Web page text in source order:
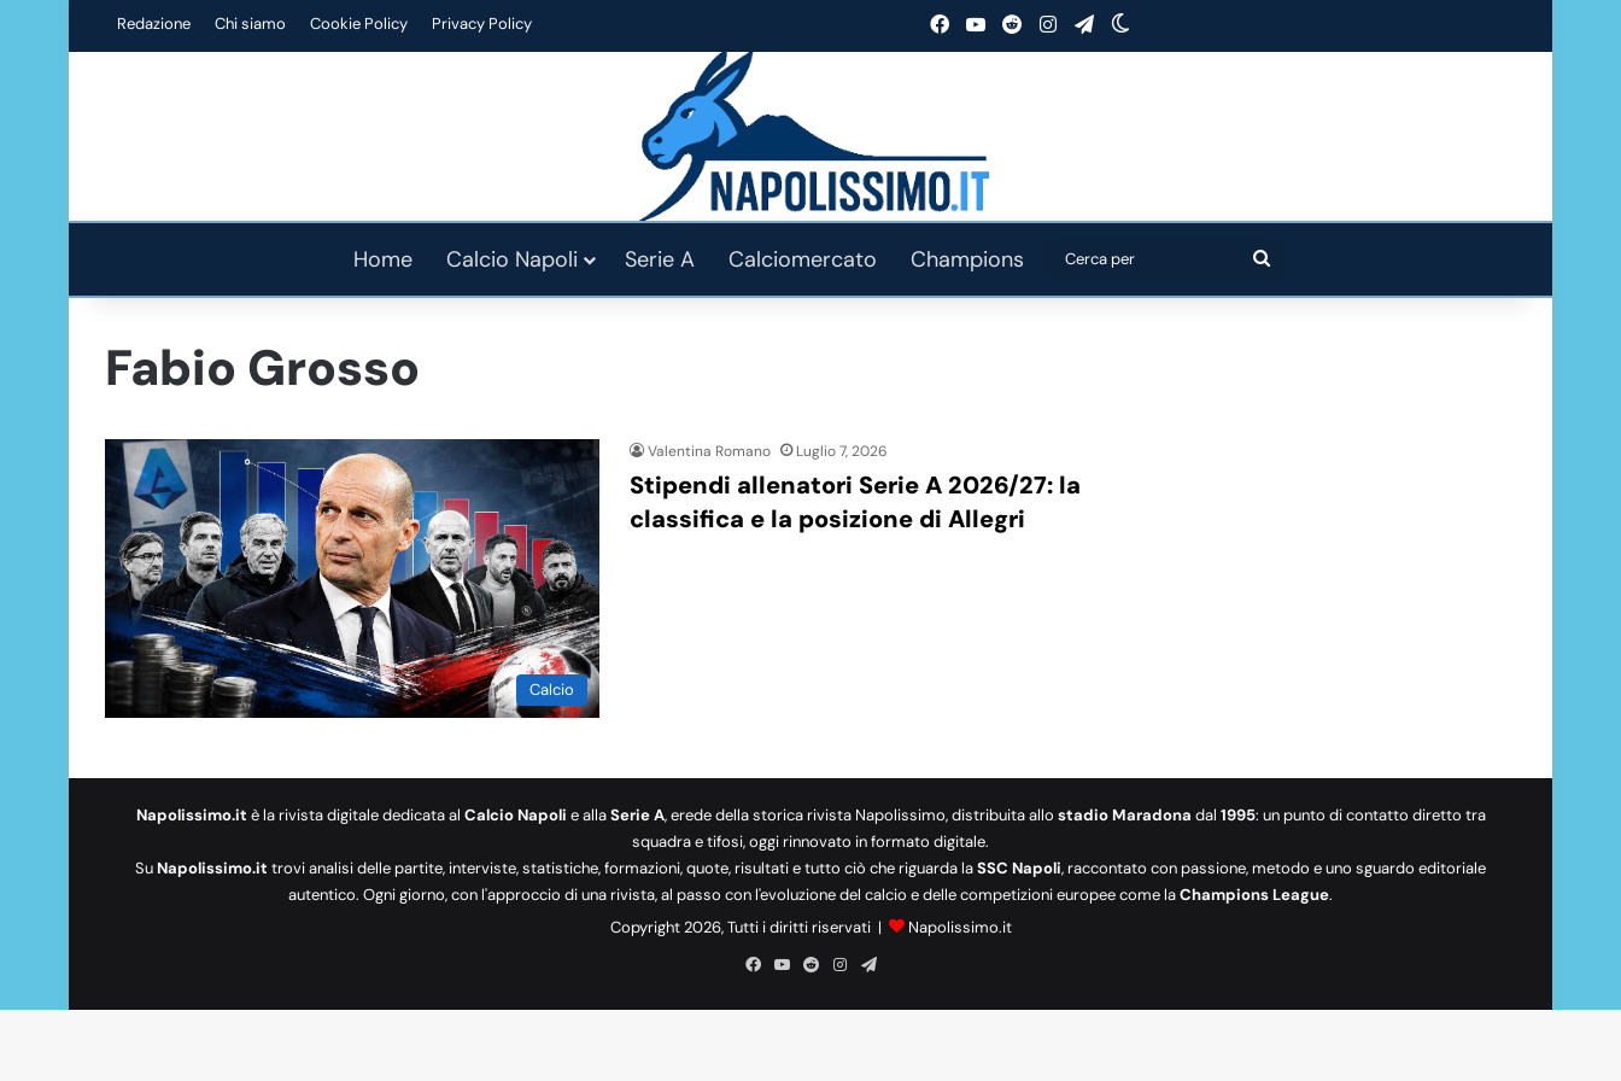
Redazione Chi siamo Cookie Policy Privacy Policy FacebookYou TubeRedditInstagramTelegram
Home Calcio Napoli Serie A Calciomercato Champions
Cerca
per
Fabio Grosso
Calcio
Valentina Romano Luglio 7, 2026
Stipendi allenatori Serie A 2026/27: la
classifica e la posizione di Allegri
Napolissimo.it è la rivista digitale dedicata al Calcio Napoli e allaSerie A, erede della storica rivista Napolissimo, distribuita allo stadio Maradona dal 1995: un punto di contatto diretto tra
squadra e tifosi, oggi rinnovato in formato digitale.
SuNapolissimo.it trovi analisi delle partite, interviste, statistiche, formazioni, quote, risultati e tutto ciò che riguarda laSSC Napoli, raccontato con passione, metodo e uno sguardo editoriale
autentico. Ogni giorno, con l'approccio di una rivista, al passo con l'evoluzione del calcio e delle competizioni europee come laChampions League.
Copyright 2026, Tutti i diritti riservati |
Napolissimo.it
Facebook
YouRedditInstagram
Telegram